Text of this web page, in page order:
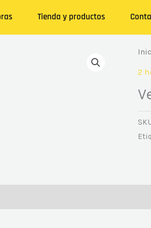
Tienda y productos
2